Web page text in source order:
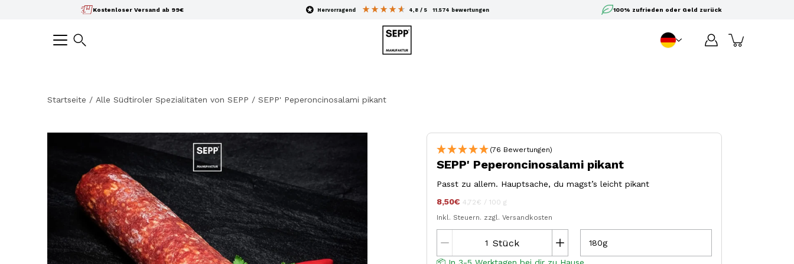
Kostenloser Versand ab 99€ hervorragend 4,8/ 5 11.574 bewertungen 100% zufrieden oder Geld zurück
DE
Startseite / Alle Südtiroler Spezialitäten von SEPP / SEPP' Peperoncinosalami pikant
(76 Bewertungen)
SEPP' Peperoncinosalami pikant
Passt zu allem. Hauptsache, du magst’s leicht pikant
8,50€ Stückpreis
4,72€ /
pro 100 g
jeder
Inkl. Steuern. zzgl. Versandkosten
Stück 180g